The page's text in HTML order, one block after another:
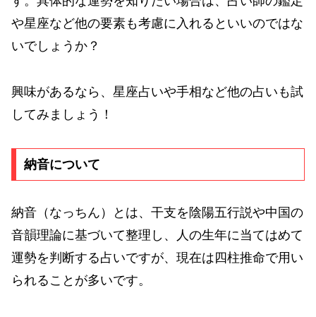
や星座など他の要素も考慮に入れるといいのではな
いでしょうか？
興味があるなら、星座占いや手相など他の占いも試
してみましょう！
納音について
納音（なっちん）とは、干支を陰陽五行説や中国の
音韻理論に基づいて整理し、人の生年に当てはめて
運勢を判断する占いですが、現在は四柱推命で用い
られることが多いです。